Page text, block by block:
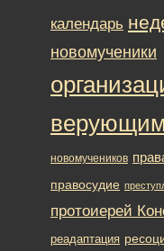
календарь
новомученики
новомучеников
правосудие
протоиерей
реадаптация